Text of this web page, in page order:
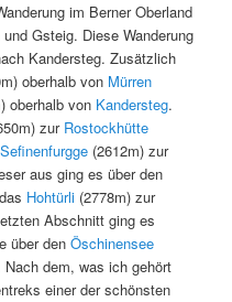
im Berner Oberland
Gsteig. Diese Wanderung
Kandersteg. Zusätzlich
oberhalb von Mürren
oberhalb von Kandersteg.
zur Rostockhütte
Sefinenfurgge (2612m) zur
aus ging es über den
Hohtürli (2778m) zur
Abschnitt ging es
über denÖschinensee
dem, was ich gehört
einer der schönsten